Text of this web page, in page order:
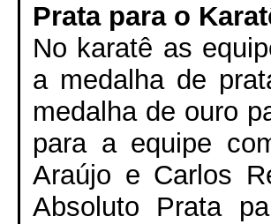
Prata para o
No karatê as
a medalha de
medalha de ouro
para a equipe
Araújo e Carlos
Absoluto Prata